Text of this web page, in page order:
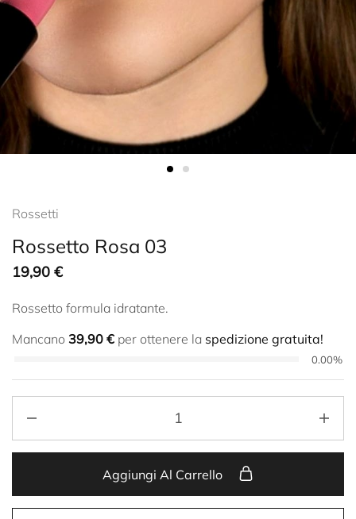
Rossetti
Rossetto Rosa 03
19,90 €
Rossetto formula idratante.
Mancano 39,90 € per ottenere la spedizione gratuita!
0.00%
Aggiungi Al Carrello